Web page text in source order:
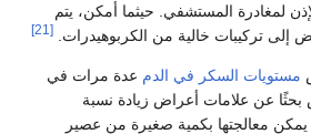
لمغادرة المستشفي. حيثما أمكن، يتم
إلى تركيبات خالية من الكربوهيدرات.
[21]
مستويات السكر في الدم عدة مرات في
بحثًا عن علامات أعراض زيادة نسبة
يمكن معالجتها بكمية صغيرة من عصير